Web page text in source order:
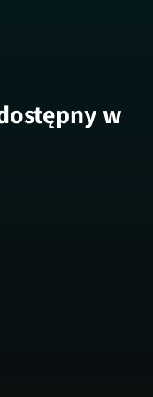
w